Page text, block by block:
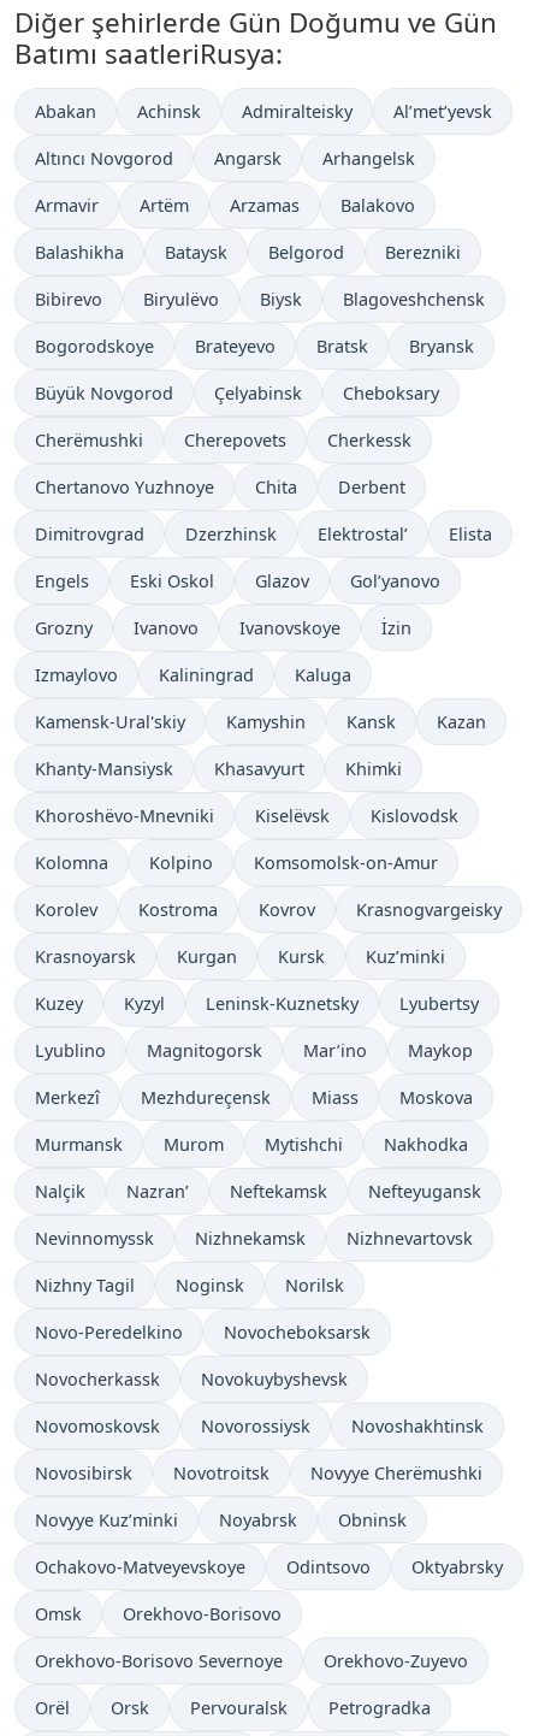
Diğer şehirlerde Gün Doğumu ve Gün
Batımı saatleriRusya:
Abakan Achinsk Admiralteisky Al’met’yevsk
Altıncı Novgorod Angarsk Arhangelsk
Armavir Artëm Arzamas Balakovo
Balashikha Bataysk Belgorod Berezniki
Bibirevo Biryulëvo Biysk Blagoveshchensk
Bogorodskoye Brateyevo Bratsk Bryansk
Büyük Novgorod Çelyabinsk Cheboksary
Cherëmushki Cherepovets Cherkessk
Chertanovo Yuzhnoye Chita Derbent
Dimitrovgrad Dzerzhinsk Elektrostal’ Elista
Engels Eski Oskol Glazov Gol’yanovo
Grozny Ivanovo Ivanovskoye İzin
Izmaylovo Kaliningrad Kaluga
Kamensk-Ural'skiy Kamyshin Kansk Kazan
Khanty-Mansiysk Khasavyurt Khimki
Khoroshëvo-Mnevniki Kiselëvsk Kislovodsk
Kolomna Kolpino Komsomolsk-on-Amur
Korolev Kostroma Kovrov Krasnogvargeisky
Krasnoyarsk Kurgan Kursk Kuz’minki
Kuzey Kyzyl Leninsk-Kuznetsky Lyubertsy
Lyublino Magnitogorsk Mar’ino Maykop
Merkezî Mezhdureçensk Miass Moskova
Murmansk Murom Mytishchi Nakhodka
Nalçik Nazran’ Neftekamsk Nefteyugansk
Nevinnomyssk Nizhnekamsk Nizhnevartovsk
Nizhny Tagil Noginsk Norilsk
Novo-Peredelkino Novocheboksarsk
Novocherkassk Novokuybyshevsk
Novomoskovsk Novorossiysk Novoshakhtinsk
Novosibirsk Novotroitsk Novyye Cherëmushki
Novyye Kuz’minki Noyabrsk Obninsk
Ochakovo-Matveyevskoye Odintsovo Oktyabrsky
Omsk Orekhovo-Borisovo
Orekhovo-Borisovo Severnoye Orekhovo-Zuyevo
Orël Orsk Pervouralsk Petrogradka